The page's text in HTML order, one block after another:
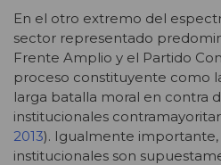
En el otro extremo del
sector representado
Frente Amplio y el Partido
proceso constituyente como
larga batalla moral en contra
institucionales
2013). Igualmente importante,
institucionales son